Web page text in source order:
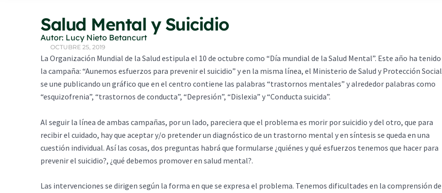
Salud Mental y Suicidio
Autor: Lucy Nieto Betancurt
OCTUBRE 25, 2019
La Organización Mundial de la Salud estipula el 10 de octubre como “Día mundial de la Salud Mental”. Este año ha tenido
la campaña: “Aunemos esfuerzos para prevenir el suicidio” y en la misma línea, el Ministerio de Salud y Protección
se une publicando un gráfico que en el centro contiene las palabras “trastornos mentales” y alrededor palabras como
“esquizofrenia”, “trastornos de conducta”, “Depresión”, “Dislexia” y “Conducta suicida”.
Al seguir la línea de ambas campañas, por un lado, pareciera que el problema es morir por suicidio y del otro, que para
recibir el cuidado, hay que aceptar y/o pretender un diagnóstico de un trastorno mental y en síntesis se queda en una
cuestión individual. Así las cosas, dos preguntas habrá que formularse ¿quiénes y qué esfuerzos tenemos que hacer para
prevenir el suicidio?, ¿qué debemos promover en salud mental?.
Las intervenciones se dirigen según la forma en que se expresa el problema. Tenemos dificultades en la comprensión de